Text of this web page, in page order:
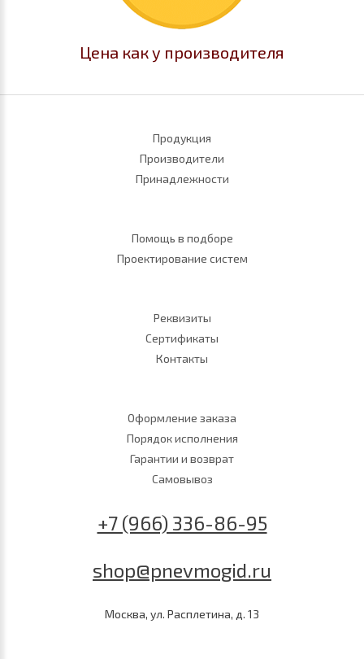
Цена как у производителя
Продукция
Производители
Принадлежности
Помощь в подборе
Проектирование систем
Реквизиты
Сертификаты
Контакты
Оформление заказа
Порядок исполнения
Гарантии и возврат
Самовывоз
+7 (966) 336-86-95
shop@pnevmogid.ru
Москва, ул. Расплетина, д. 13